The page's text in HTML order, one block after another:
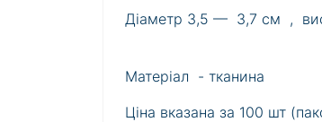
Діаметр 3,5 — 3,7 см ,
Матеріал - тканина
Ціна вказана за 100 шт